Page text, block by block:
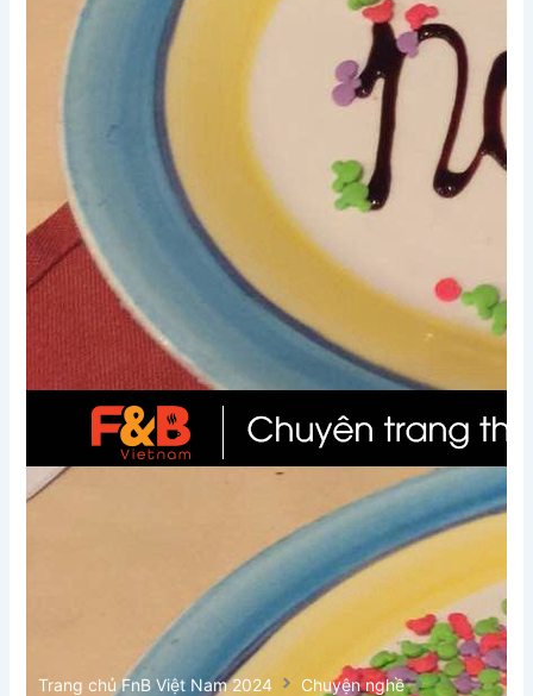
Trang chủ FnB Việt Nam 2024
Chuyện nghề